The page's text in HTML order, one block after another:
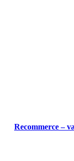
Recommerce –